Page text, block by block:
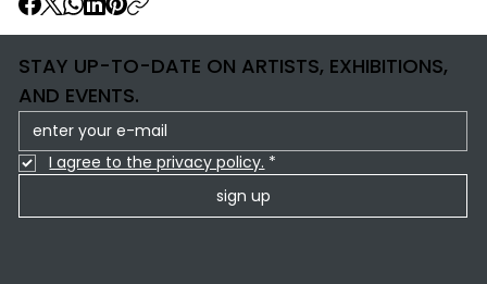
STAY UP-TO-DATE ON ARTISTS, EXHIBITIONS,
AND EVENTS.
I agree to the privacy policy. *
sign up